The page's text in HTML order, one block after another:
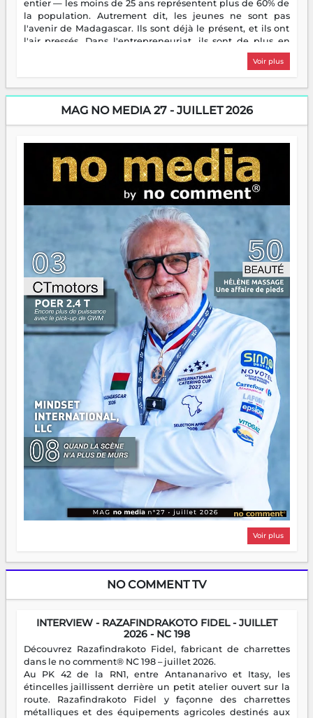
entier — les moins de 25 ans représentent plus de 60% de
la population. Autrement dit, les jeunes ne sont pas
l'avenir de Madagascar. Ils sont déjà le présent, et ils ont
l'air pressés. Dans l'entrepreneuriat, ils sont de plus en
plus nombreux à se lancer, à créer, à risquer — souvent
sans filet, souvent sans aide, mais toujours avec cette
dorment vraiment la nuit. En culture, les nouvelles sont
encore meilleures. Aina Rasamoelina vient de décrocher le
Prix RFI Instrumental Afrique. Miangaly Elia rafle le Prix
jeunes qui tiennent la torche. Alors oui, on pourrait
s'arrêter là, applaudir et rentrer chez soi satisfait. Mais ce
serait passer à côté d'une chose essentielle. La fougue, ça
brûle fort — et parfois, ça brûle vite. Une flamme sans
direction peut éclairer autant qu'elle peut consumer. C'est
là que les aînés entrent en scène — pas pour reprendre le
gouvernail, mais pour montrer où sont les récifs. Les jeunes
ont la force, les vieux ont l'expérience, comme on dit. Ce
n'est pas un combat de générations — c'est une question
d'équipage. Partagez vos réussites, mais aussi vos échecs.
Surtout vos échecs, d'ailleurs — ils enseignent mieux que
n'importe quel manuel. À Madagascar, la barque avance.
Il faut juste s'assurer que tout le monde rame dans le
même sens.
Voir plus
MAG NO MEDIA 27 - JUILLET 2026
Voir plus
NO COMMENT TV
INTERVIEW - RAZAFINDRAKOTO FIDEL - JUILLET
2026 - NC 198
Découvrez Razafindrakoto Fidel, fabricant de charrettes
dans le no comment® NC 198 – juillet 2026.
Au PK 42 de la RN1, entre Antananarivo et Itasy, les
étincelles jaillissent derrière un petit atelier ouvert sur la
route. Razafindrakoto Fidel y façonne des charrettes
métalliques et des équipements agricoles destinés aux